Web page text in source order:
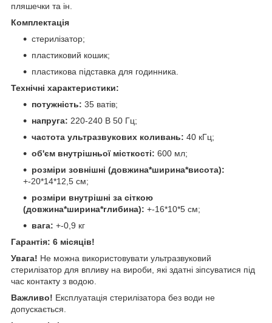
пляшечки та ін.
Комплектація
стерилізатор;
пластиковий кошик;
пластикова підставка для годинника.
Технічні характеристики:
потужність: 35 ватів;
напруга: 220-240 В 50 Гц;
частота ультразвукових коливань: 40 кГц;
об'єм внутрішньої місткості: 600 мл;
розміри зовнішні (довжина*ширина*висота):
+-20*14*12,5 см;
розміри внутрішні за сіткою
(довжина*ширина*глибина): +-16*10*5 см;
вага: +-0,9 кг
Гарантія: 6 місяців!
Увага! Не можна використовувати ультразвуковий
стерилізатор для впливу на вироби, які здатні зіпсуватися під
час контакту з водою.
Важливо! Експлуатація стерилізатора без води не
допускається.